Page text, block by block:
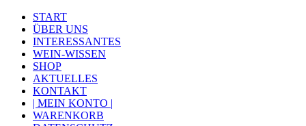
START
ÜBER UNS
INTERESSANTES
WEIN-WISSEN
SHOP
AKTUELLES
KONTAKT
| MEIN KONTO |
WARENKORB